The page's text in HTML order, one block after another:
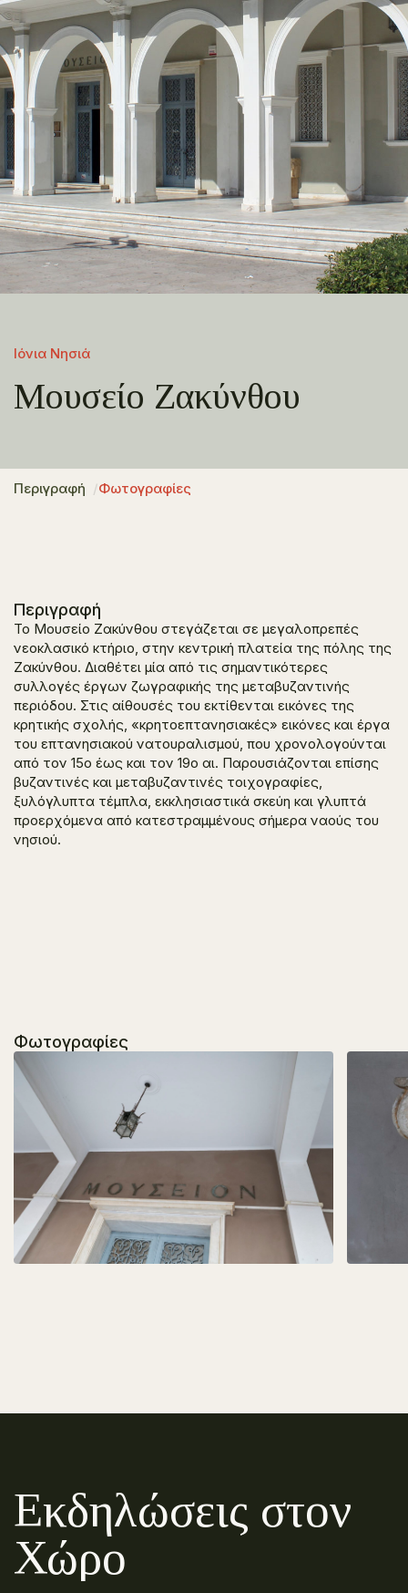
Ιόνια Νησιά
Μουσείο Ζακύνθου
Περιγραφή Φωτογραφίες
Περιγραφή
Το Μουσείο Ζακύνθου στεγάζεται σε μεγαλοπρεπές
νεοκλασικό κτήριο, στην κεντρική πλατεία της πόλης της
Ζακύνθου. Διαθέτει μία από τις σημαντικότερες
συλλογές έργων ζωγραφικής της μεταβυζαντινής
περιόδου. Στις αίθουσές του εκτίθενται εικόνες της
κρητικής σχολής, «κρητοεπτανησιακές» εικόνες και έργα
του επτανησιακού νατουραλισμού, που χρονολογούνται
από τον 15ο έως και τον 19ο αι. Παρουσιάζονται επίσης
βυζαντινές και μεταβυζαντινές τοιχογραφίες,
ξυλόγλυπτα τέμπλα, εκκλησιαστικά σκεύη και γλυπτά
προερχόμενα από κατεστραμμένους σήμερα ναούς του
νησιού.
Φωτογραφίες
Εκδηλώσεις στον
Χώρο